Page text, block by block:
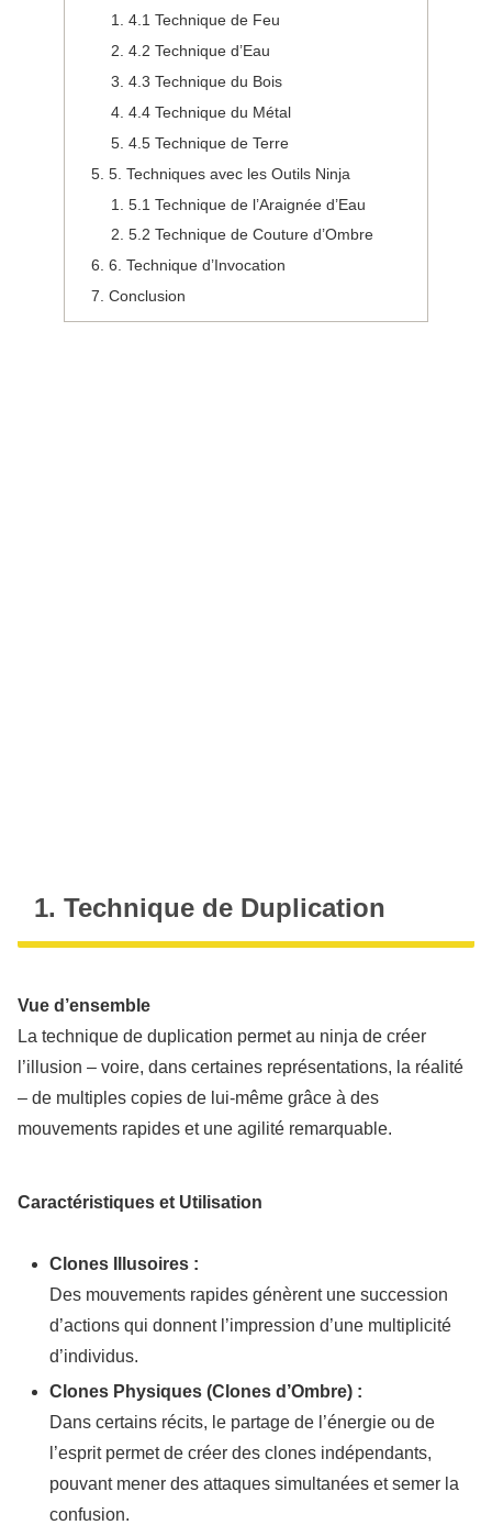
4.1 Technique de Feu
4.2 Technique d’Eau
4.3 Technique du Bois
4.4 Technique du Métal
4.5 Technique de Terre
5. Techniques avec les Outils Ninja
5.1 Technique de l’Araignée d’Eau
5.2 Technique de Couture d’Ombre
6. Technique d’Invocation
Conclusion
1. Technique de Duplication
Vue d’ensemble
La technique de duplication permet au ninja de créer
l’illusion – voire, dans certaines représentations, la réalité
– de multiples copies de lui-même grâce à des
mouvements rapides et une agilité remarquable.
Caractéristiques et Utilisation
Clones Illusoires :
Des mouvements rapides génèrent une succession
d’actions qui donnent l’impression d’une multiplicité
d’individus.
Clones Physiques (Clones d’Ombre) :
Dans certains récits, le partage de l’énergie ou de
l’esprit permet de créer des clones indépendants,
pouvant mener des attaques simultanées et semer la
confusion.